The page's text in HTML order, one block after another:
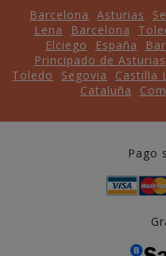
Barcelona Asturias
Lena
Barcelona
Elciego
España
Principado de Asturias
Toledo
Segovia Castilla
Cataluña
Pago